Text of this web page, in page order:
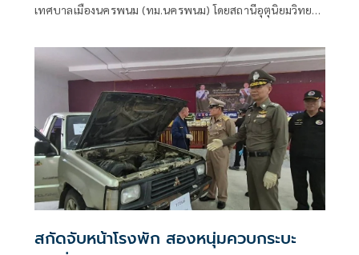
เทศบาลเมืองนครพนม (ทม.นครพนม) โดยสถานีอุตุนิยมวิทยา
สกัดจับหน้าโรงพัก สองหนุ่มควบกระบะ